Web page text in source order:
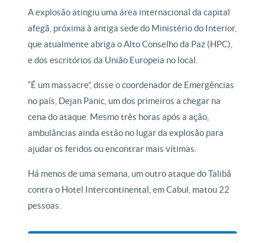
A explosão atingiu uma área internacional da capital
afegã, próxima à antiga sede do Ministério do Interior,
que atualmente abriga o Alto Conselho da Paz (HPC),
e dos escritórios da União Europeia no local.
“É um massacre”, disse o coordenador de Emergências
no país, Dejan Panic, um dos primeiros a chegar na
cena do ataque. Mesmo três horas após a ação,
ambulâncias ainda estão no lugar da explosão para
ajudar os feridos ou encontrar mais vítimas.
Há menos de uma semana, um outro ataque do Talibã
contra o Hotel Intercontinental, em Cabul, matou 22
pessoas.